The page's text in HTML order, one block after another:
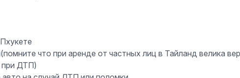
что при аренде от частных лиц в Тайланд велика
при ДТП)